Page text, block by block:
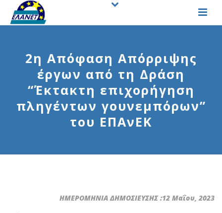
2η Απόφαση Απόρριψης
έργων από τη Δράση
“Έκτακτη επιχορήγηση
πληγέντων γουνεμπόρων”
του ΕΠΑνΕΚ
ΗΜΕΡΟΜΗΝΙΑ ΔΗΜΟΣΙΕΥΣΗΣ :12 Μαΐου, 2023